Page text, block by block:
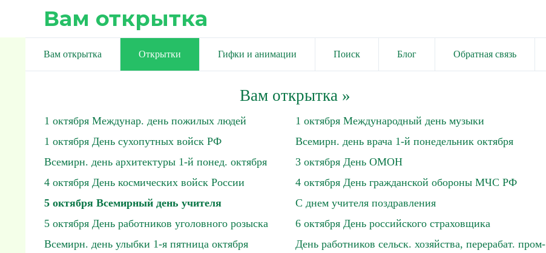
Вам открытка
Вам открытка Открытки Гифки и анимации Поиск Блог Обратная связь
Вам открытка»
1 октября Междунар. день пожилых людей
1 октября Международный день музыки
1 октября День сухопутных войск РФ
Всемирн. день врача 1-й понедельник октября
Всемирн. день архитектуры 1-й понед. октября
3 октября День ОМОН
4 октября День космических войск России
4 октября День гражданской обороны МЧС РФ
5 октября Всемирный день учителя
С днем учителя поздравления
5 октября День работников уголовного розыска
6 октября День российского страховщика
Всемирн. день улыбки 1-я пятница октября
День работников сельск. хозяйства, перерабат. пром-